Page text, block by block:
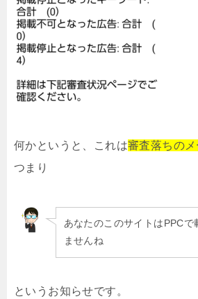
何かというと、これは審査落ちの
つまり
あなたのこのサイトはPPCで
ませんね
というお知らせです。